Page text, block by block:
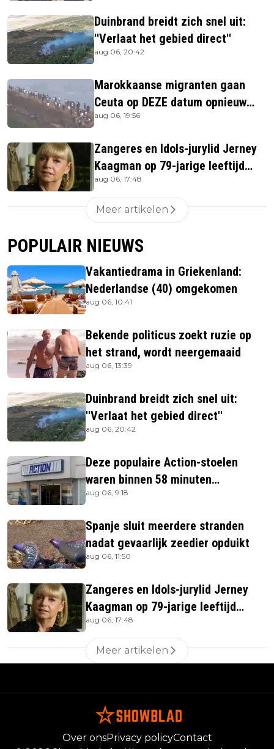
Duinbrand breidt zich snel uit:
''Verlaat het gebied direct''
aug 06, 20:42
Marokkaanse migranten gaan
Ceuta op DEZE datum opnieuw
bestormen
aug 06, 19:56
Zangeres en Idols-jurylid Jerney
Kaagman op 79-jarige leeftijd
overleden
aug 06, 17:48
Meer artikelen
POPULAIR NIEUWS
Vakantiedrama in Griekenland:
Nederlandse (40) omgekomen
aug 06, 10:41
Bekende politicus zoekt ruzie op
het strand, wordt neergemaaid
aug 06, 13:39
Duinbrand breidt zich snel uit:
''Verlaat het gebied direct''
aug 06, 20:42
Deze populaire Action-stoelen
waren binnen 58 minuten
uitverkocht zijn vandaag weer te
aug 06, 9:18
Spanje sluit meerdere stranden
nadat gevaarlijk zeedier opduikt
aug 06, 11:50
Zangeres en Idols-jurylid Jerney
Kaagman op 79-jarige leeftijd
overleden
aug 06, 17:48
Meer artikelen
Over onsPrivacy policyContact